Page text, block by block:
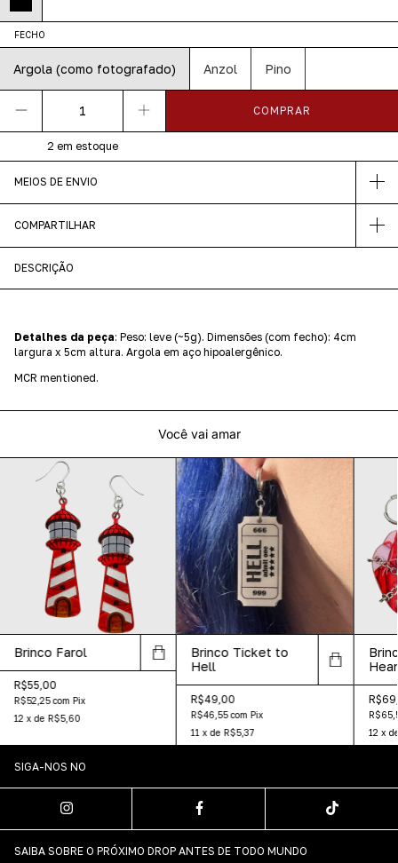
FECHO
Argola (como fotografado) Anzol Pino
2 em estoque
MEIOS DE ENVIO
COMPARTILHAR
DESCRIÇÃO
Detalhes da peça: Peso: leve (~5g). Dimensões (com fecho): 4cm
largura x 5cm altura. Argola em aço hipoalergênico.
MCR mentioned.
Você vai amar
Brinco Farol
R$55,00
R$52,25com Pix
12 xde R$5,60
Brinco Ticket to
Hell
R$49,00
R$46,55com Pix
11 xdeR$5,37
12 x
SIGA-NOS NO
SAIBA SOBRE O PRÓXIMO DROP ANTES DE TODO MUNDO